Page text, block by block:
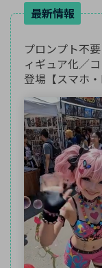
最新情報
プロンプト不
ィギュア化／
登場【スマホ・